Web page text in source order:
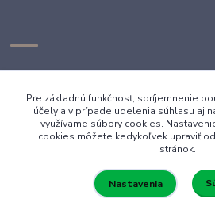
Pre základnú funkčnosť, spríjemnenie
účely a v prípade udelenia súhlasu aj
využívame súbory cookies.
cookies môžete kedykoľvek upraviť
stránok.
Nastavenia